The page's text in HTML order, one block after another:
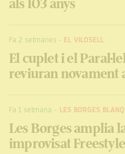
Fa 2 setmanes - EL VILOSELL
El cuplet i el
reviuran novament
Fa 1 setmana - LES BORGES
Les Borges amplia
improvisat